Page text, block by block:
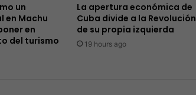
un
en Machu
en
del turismo
La apertura económica de
Cuba divide a la Revolución
de su propia izquierda
19 hours ago